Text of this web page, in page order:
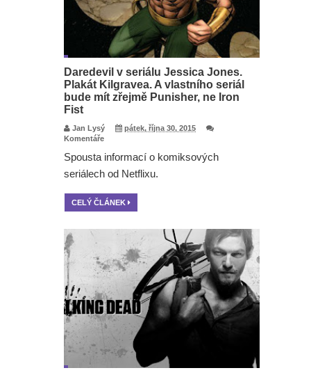
Daredevil v seriálu Jessica Jones.
Plakát Kilgravea. A vlastního seriál
bude mít zřejmě Punisher, ne Iron
Fist
Jan Lysý
pátek, října 30, 2015
Komentáře
Spousta informací o komiksových
seriálech od Netflixu.
CELÝ ČLÁNEK